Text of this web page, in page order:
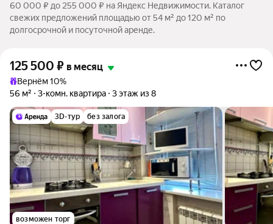
60 000 ₽ до 255 000 ₽ на Яндекс Недвижимости. Каталог
свежих предложений площадью от 54 м² до 120 м² по
долгосрочной и посуточной аренде.
125 500 ₽ в месяц
Вернём 10%
56 м²
3-комн. квартира 3 этаж из 8
3D-тур без залога
возможен торг